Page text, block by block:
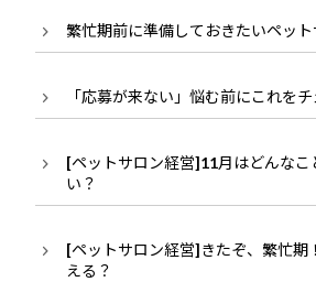
繁忙期前に準備しておきたいペッ
「応募が来ない」悩む前にこれを
[ペットサロン経営]11月はどんなこ
い？
[ペットサロン経営]きたぞ、繁忙期
える？